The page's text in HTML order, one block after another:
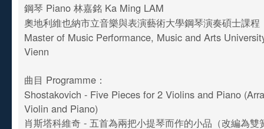
鋼琴 Piano 林嘉銘 Ka Ming LAM
奧地利維也納市立音樂與表演藝術大學鋼琴演奏碩士課程
Master of Music Performance, Music and Arts
Vienn
曲目 Programme：
Shostakovich - Five Pieces for 2 Violins and Piano
Violin and Piano)
肖斯塔科維奇 - 五首為兩把小提琴而作的小品（改編為雙